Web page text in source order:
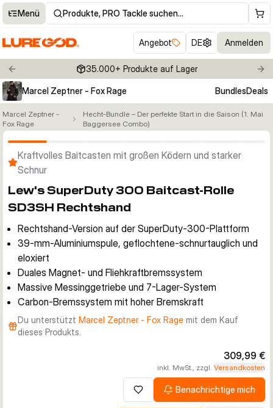
Menü Produkte, PRO Tackle suchen…
Angebot DE Anmelden
Previous slide 35.000+ Produkte auf Lager
Marcel Zeptner - Fox Rage
BundlesDeals
Marcel Zeptner -
Fox Rage
Hecht-Bundle – Der perfekte Start in die Saison (1. Mai
Baggersee Combo)Klicken um Zoom zu aktivieren
Kraftvolles Baitcasten mit großen Ködern und starker
Schnur
Lew's SuperDuty 300 Baitcast-Rolle
SD3SH Rechtshand
Rechtshand-Version auf der SuperDuty-300-Plattform
39-mm-Aluminiumspule, geflochtene-schnurtauglich und
eloxiert
Duales Magnet- und Fliehkraftbremssystem
Massive Messinggetriebe und 7-Lager-System
Carbon-Bremssystem mit hoher Bremskraft
Du unterstützt Marcel Zeptner - Fox Rage mit dem Kauf
dieses Produkts.
309,99 €
inkl. MwSt., zzgl. Versandkosten
Zur Wunschliste hinzufügen
Benachrichtige mich